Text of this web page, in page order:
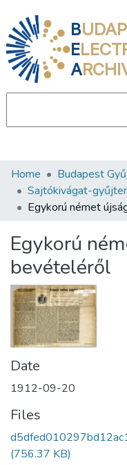
B
E
A
Communities &
All of DSpace
About us
Home Budapest
Sajtókivágat-
Egykorú
bevételéről
Date
1912-09-20
Files
(756.37 KB)